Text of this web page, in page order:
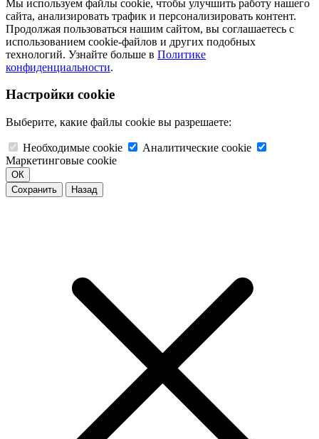
Мы используем файлы cookie, чтобы улучшить работу нашего
сайта, анализировать трафик и персонализировать контент.
Продолжая пользоваться нашим сайтом, вы соглашаетесь с
использованием cookie-файлов и других подобных
технологий. Узнайте больше в Политике
конфиденциальности.
Настройки cookie
Выберите, какие файлы cookie вы разрешаете:
Необходимые cookie
Аналитические cookie
Маркетинговые cookie
ОК
Сохранить
Назад